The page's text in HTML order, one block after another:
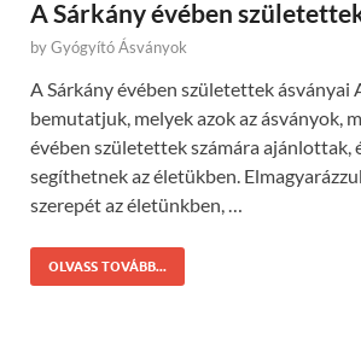
A Sárkány évében
byGyógyító Ásványok
A Sárkány évében születettek ásványai
bemutatjuk, melyek azok az ásványok,
évében születettek számára ajánlottak,
segíthetnek az életükben.
szerepét az életünkben, …
OLVASS TOVÁBB...